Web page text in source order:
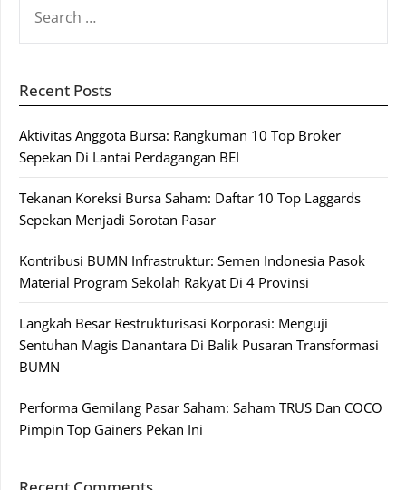
FOR:
Recent Posts
Aktivitas Anggota Bursa: Rangkuman 10 Top Broker
Sepekan Di Lantai Perdagangan BEI
Tekanan Koreksi Bursa Saham: Daftar 10 Top Laggards
Sepekan Menjadi Sorotan Pasar
Kontribusi BUMN Infrastruktur: Semen Indonesia Pasok
Material Program Sekolah Rakyat Di 4 Provinsi
Langkah Besar Restrukturisasi Korporasi: Menguji
Sentuhan Magis Danantara Di Balik Pusaran Transformasi
BUMN
Performa Gemilang Pasar Saham: Saham TRUS Dan COCO
Pimpin Top Gainers Pekan Ini